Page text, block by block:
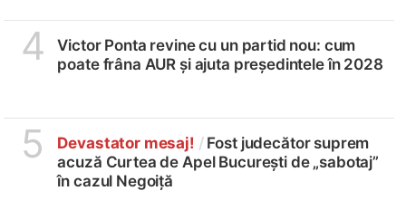
4
Victor Ponta revine cu un partid nou: cum
poate frâna AUR și ajuta președintele în 2028
5 Devastator mesaj! / Fost judecător suprem
acuză Curtea de Apel București de „sabotaj”
în cazul Negoiță